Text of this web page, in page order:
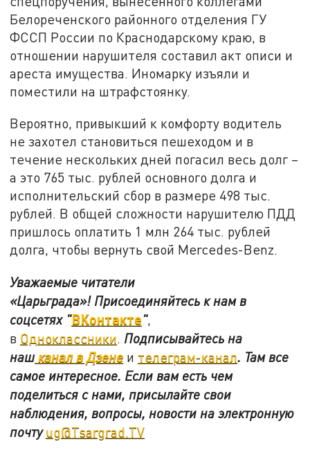
Белореченского районного отделения ГУ
ФССП России по Краснодарскому краю, в
отношении нарушителя составил акт описи и
ареста имущества. Иномарку изъяли и
поместили на штрафстоянку.
Вероятно, привыкший к комфорту водитель
не захотел становиться пешеходом и в
течение нескольких дней погасил весь долг –
а это 765 тыс. рублей основного долга и
исполнительский сбор в размере 498 тыс.
рублей. В общей сложности нарушителю ПДД
пришлось оплатить 1 млн 264 тыс. рублей
долга, чтобы вернуть свой Mercedes-Benz.
Уважаемые читатели
«Царьграда»! Присоединяйтесь к нам в
соцсетях "ВКонтакте",
в Одноклассники Подписывайтесь на
нашканал в Дзене и телеграм-канал. Там все
самое интересное. Если вам есть чем
поделиться с нами, присылайте свои
наблюдения, вопросы, новости на электронную
почтуug@Tsargrad.TV